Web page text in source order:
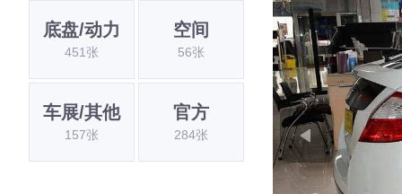
底盘/动力
451张
空间
56张
车展/其他
157张
官方
284张